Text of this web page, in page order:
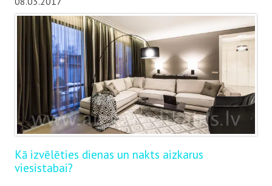
Kā izvēlēties dienas un nakts aizkarus
viesistabai?